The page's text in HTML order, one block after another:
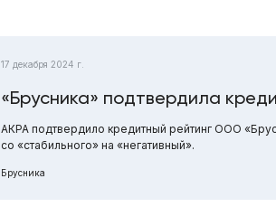
17 декабря 2024 г.
«Брусника» подтвердила
АКРА подтвердило кредитный рейтинг ООО
со «стабильного» на «негативный».
Брусника